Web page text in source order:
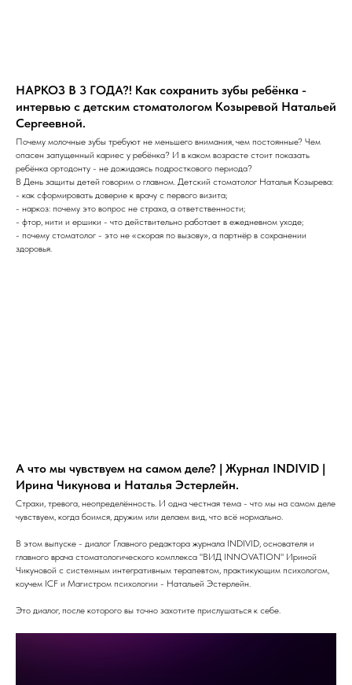
НАРКОЗ В 3 ГОДА?! Как сохранить зубы ребёнка -
интервью с детским стоматологом Козыревой Натальей
Сергеевной.
Почему молочные зубы требуют не меньшего внимания, чем постоянные? Чем
опасен запущенный кариес у ребёнка? И в каком возрасте стоит показать
ребёнка ортодонту - не дожидаясь подросткового периода?
В День защиты детей говорим о главном. Детский стоматолог Наталья Козырева:
- как сформировать доверие к врачу с первого визита;
- наркоз: почему это вопрос не страха, а ответственности;
- фтор, нити и ершики - что действительно работает в ежедневном уходе;
- почему стоматолог - это не «скорая по вызову», а партнёр в сохранении
здоровья.
А что мы чувствуем на самом деле? | Журнал INDIVID |
Ирина Чикунова и Наталья Эстерлейн.
Страхи, тревога, неопределённость. И одна честная тема - что мы на самом деле
чувствуем, когда боимся, дружим или делаем вид, что всё нормально.
В этом выпуске - диалог Главного редактора журнала INDIVID, основателя и
главного врача стоматологического комплекса "ВИД INNOVATION" Ириной
Чикуновой с системным интегративным терапевтом, практикующим психологом,
коучем ICF и Магистром психологии - Натальей Эстерлейн.
Это диалог, после которого вы точно захотите прислушаться к себе.